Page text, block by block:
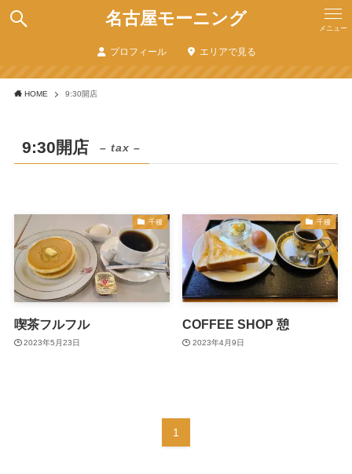
名古屋モーニング メニュー
プロフィール エリアで見る
HOME 9:30開店
9:30開店 – tax –
千種
喫茶フルフル
2023年5月23日
千種
COFFEE SHOP 憩
2023年4月9日
1